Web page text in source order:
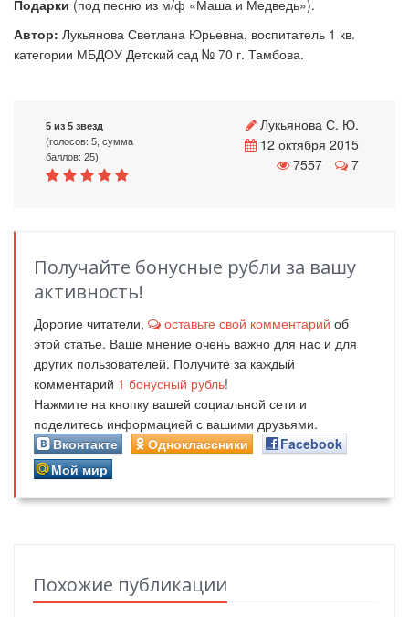
Подарки (под песню из м/ф «Маша и Медведь»).
Автор: Лукьянова Светлана Юрьевна, воспитатель 1 кв.
категории МБДОУ Детский сад № 70 г. Тамбова.
5 из 5 звезд
(голосов: 5, сумма
баллов: 25)
Лукьянова С. Ю.
12 октября 2015
7557
7
Получайте бонусные рубли за вашу
активность!
Дорогие читатели, оставьте свой комментарий об
этой статье. Ваше мнение очень важно для нас и для
других пользователей. Получите за каждый
комментарий 1 бонусный рубль!
Нажмите на кнопку вашей социальной сети и
поделитесь информацией с вашими друзьями.
Вконтакте
Одноклассники
Facebook
Мой мир
Похожие публикации